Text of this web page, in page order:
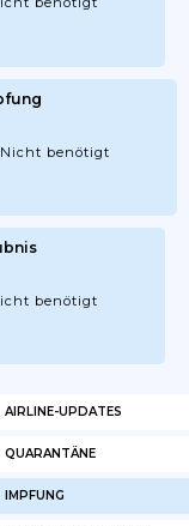
AIRLINE-UPDATES
QUARANTÄNE
IMPFUNG
Nicht benötigt
benötigt